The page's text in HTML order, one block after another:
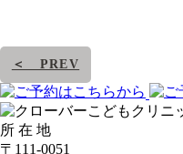
＜ PREV
所 在 地
〒111-0051